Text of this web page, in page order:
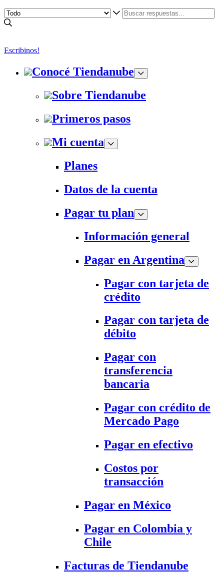
Escribinos!
Conocé Tiendanube
Sobre Tiendanube
Primeros pasos
Mi cuenta
Planes
Datos de la cuenta
Pagar tu plan
Información general
Pagar en Argentina
Pagar con tarjeta de
crédito
Pagar con tarjeta de
débito
Pagar con
transferencia
bancaria
Pagar con crédito de
Mercado Pago
Pagar en efectivo
Costos por
transacción
Pagar en México
Pagar en Colombia y
Chile
Facturas de Tiendanube